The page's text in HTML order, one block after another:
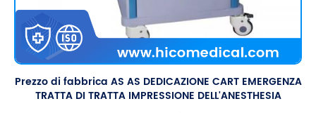
Prezzo di fabbrica AS AS DEDICAZIONE CART EMERGENZA
TRATTA DI TRATTA IMPRESSIONE DELL'ANESTHESIA